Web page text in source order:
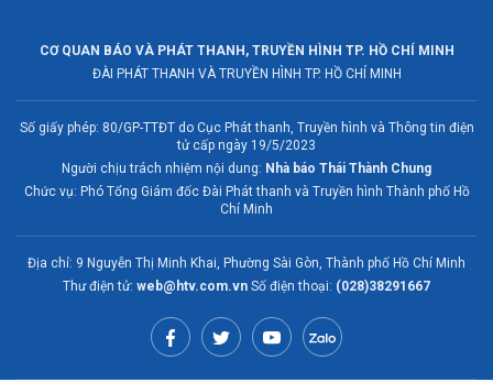
CƠ QUAN BÁO VÀ PHÁT THANH, TRUYỀN HÌNH TP. HỒ CHÍ MINH
ĐÀI PHÁT THANH VÀ TRUYỀN HÌNH TP. HỒ CHÍ MINH
Số giấy phép: 80/GP-TTĐT do Cục Phát thanh, Truyền hình và Thông tin điện
tử cấp ngày 19/5/2023
Người chịu trách nhiệm nội dung: Nhà báo Thái Thành Chung
Chức vụ: Phó Tổng Giám đốc Đài Phát thanh và Truyền hình Thành phố Hồ
Chí Minh
Địa chỉ: 9 Nguyễn Thị Minh Khai, Phường Sài Gòn, Thành phố Hồ Chí Minh
Thư điện tử: web@htv.com.vn Số điện thoại: (028)38291667